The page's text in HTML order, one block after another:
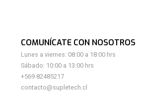
COMUNÍCATE CON NOSOTROS
Lunes a viernes: 08:00 a 18:00 hrs
Sábado: 10:00 a 13:00 hrs
+569 82485217
contacto@supletech.cl